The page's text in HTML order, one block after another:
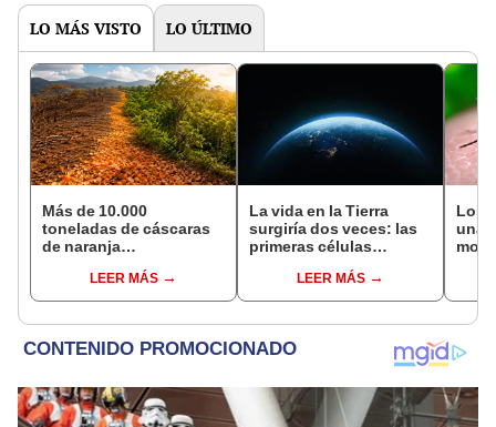
LO MÁS VISTO LO ÚLTIMO
Más de 10.000
toneladas de cáscaras
de naranja
ecosistema de Costa
Rica: 16 años después,
LEER MÁS
La vida en la Tierra
surgiría dos veces: las
primeras células
solas en dos momentos
distintos
LEER MÁS
Los
una